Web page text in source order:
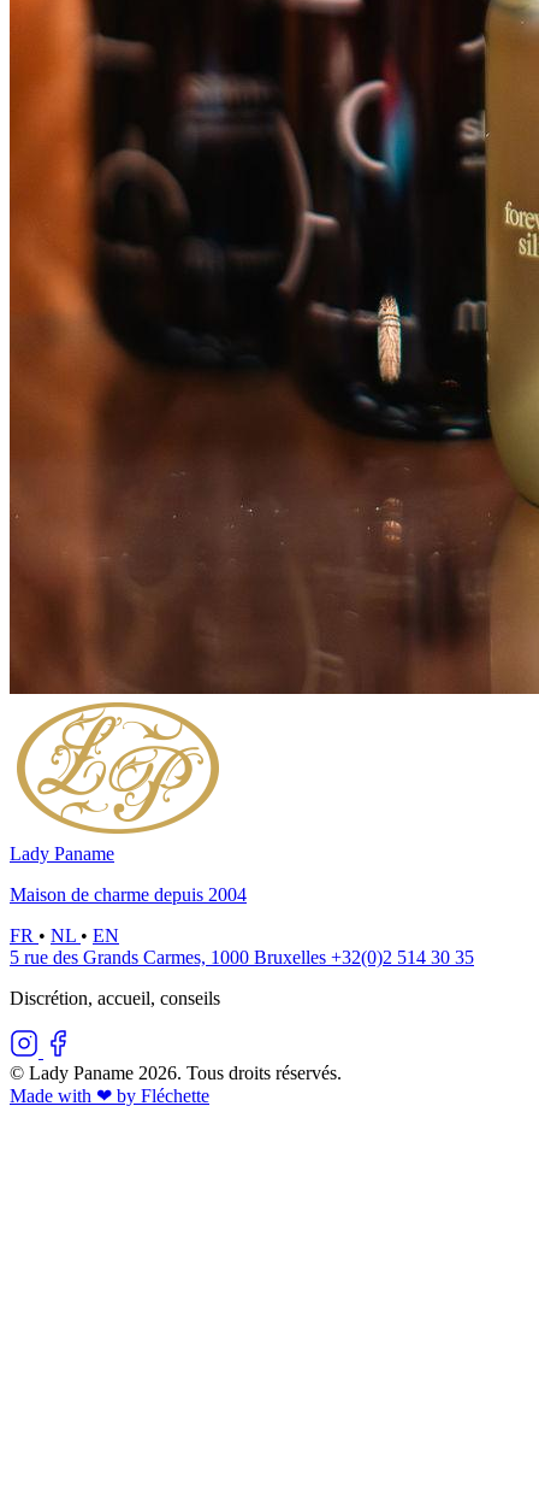
Lady Paname
Maison de charme depuis 2004
FR • NL • EN
5 rue des Grands Carmes, 1000 Bruxelles +32(0)2 514 30 35
Discrétion, accueil, conseils
© Lady Paname 2026. Tous droits réservés.
Made with ❤︎ by Fléchette